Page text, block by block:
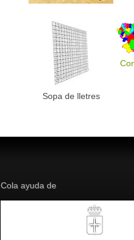
Sopa de lletres
Cola ayuda de